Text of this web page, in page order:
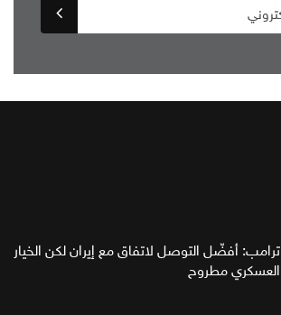
ترامب: أفضّل التوصل لاتفاق مع إيران لكن الخيار
العسكري مطروح